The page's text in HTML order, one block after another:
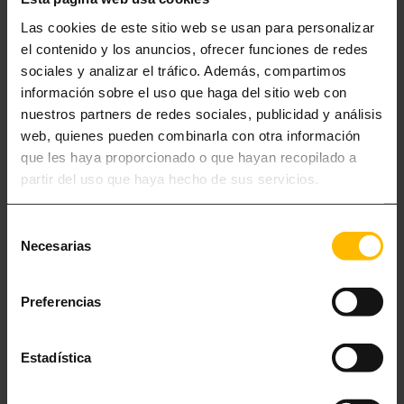
Las cookies de este sitio web se usan para personalizar
el contenido y los anuncios, ofrecer funciones de redes
sociales y analizar el tráfico. Además, compartimos
información sobre el uso que haga del sitio web con
nuestros partners de redes sociales, publicidad y análisis
web, quienes pueden combinarla con otra información
que les haya proporcionado o que hayan recopilado a
partir del uso que haya hecho de sus servicios.
Necesarias
Preferencias
Estadística
Hier trifft italienische Tradition auf moderne, kreative Interpretation
Jedes Gericht ist ein Meisterwerk, das die Wurzeln der italienischen
Küche respektiert und zugleich innovativ neu interpretiert.
Italienische Restaurants in Barcelona mit Michelin-Stern